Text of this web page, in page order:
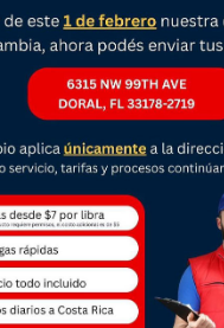
al
paquete de 20
4
de ahorro de
manta, edredón,